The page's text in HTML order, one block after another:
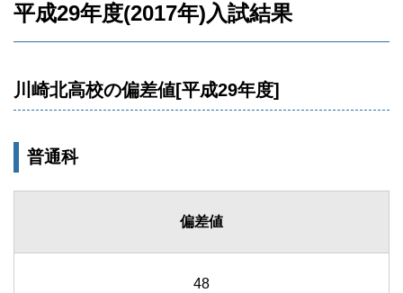
平成29年度(2017年)入試結果
川崎北高校の偏差値[平成29年度]
普通科
偏差値
48